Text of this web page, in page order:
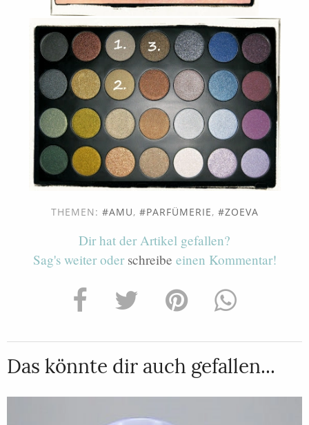
THEMEN: AMU, PARFÜMERIE, ZOEVA
Dir hat der Artikel gefallen?
Sag's weiter oder schreibe einen Kommentar!
Das könnte dir auch gefallen...